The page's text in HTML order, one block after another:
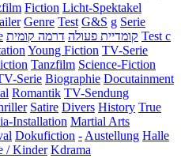
Fiction Licht-Spektakel
Genre Test G&S g Serie
קומדיית פעולה דרמה קומית
Test c
Young Fiction TV-Serie
Tanzfilm Science-Fiction
Serie Biographie Docutainment
Romantik TV-Sendung
Satire Divers History True
Installation Martial Arts
Dokufiction -Austellung Halle
/ Kinder Kdrama